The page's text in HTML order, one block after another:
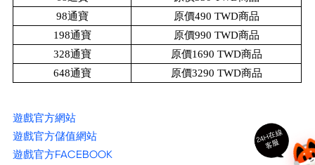
98通寶
原價490 TWD商品
198通寶
原價990 TWD商品
328通寶
原價1690 TWD商品
648通寶
原價3290 TWD商品
遊戲官方網站
遊戲官方儲值網站
遊戲官方FACEBOOK
24
H
在
線
客
服